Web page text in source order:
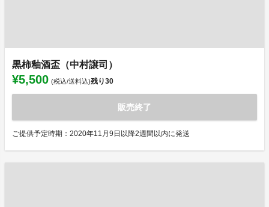
黒柿釉酒盃（中村譲司）
¥5,500 (税込/送料込)残り30
販売終了
ご提供予定時期：2020年11月9日以降2週間以内に発送